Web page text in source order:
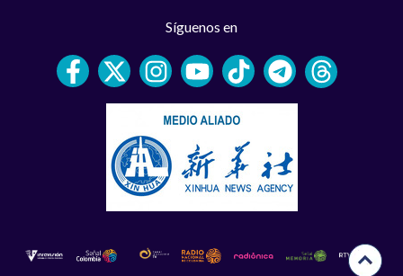
Síguenos en